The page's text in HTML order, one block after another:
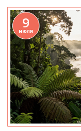
9
июля